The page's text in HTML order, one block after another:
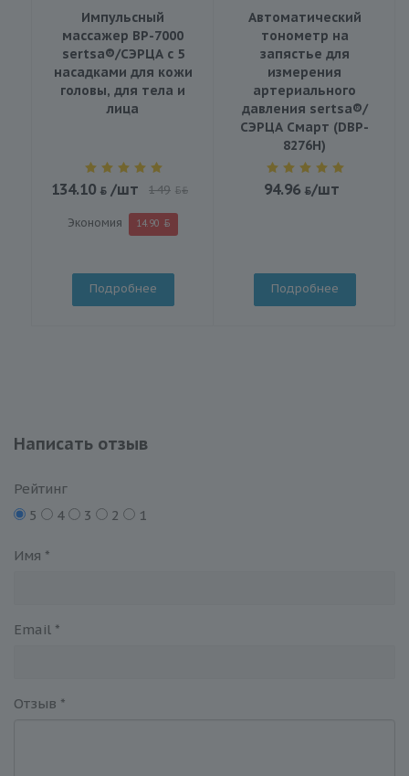
Импульсный
массажер BP-7000
sertsa®/СЭРЦА с 5
насадками для кожи
головы, для тела и
лица
134.10 /шт 149 BYN
Экономия 14.90
Подробнее
Автоматический
тонометр на
запястье для
измерения
артериального
давления sertsa®/
СЭРЦА Смарт (DBP-
8276H)
94.96 /шт
Подробнее
Написать отзыв
Рейтинг
5
4 3 2 1
Имя *
Email *
Отзыв *